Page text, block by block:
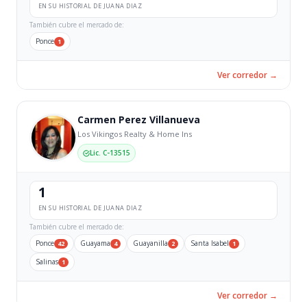
EN SU HISTORIAL DE JUANA DIAZ
También cubre el mercado de:
Ponce 1
Ver corredor →
Carmen Perez Villanueva
Los Vikingos Realty & Home Ins
Lic. C-13515
1
EN SU HISTORIAL DE JUANA DIAZ
También cubre el mercado de:
Ponce 42 Guayama 4 Guayanilla 2 Santa Isabel 1
Salinas 1
Ver corredor →